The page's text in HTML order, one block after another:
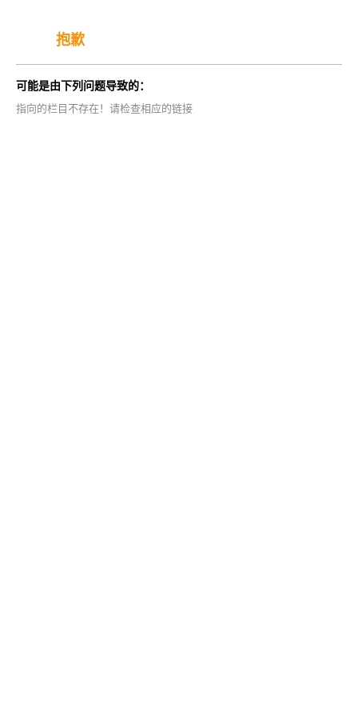
抱歉
可能是由下列问题导致的：
指向的栏目不存在！请检查相应的链接